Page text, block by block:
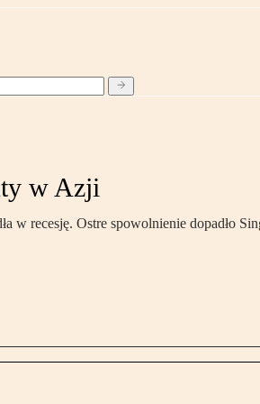
w Azji
w recesję. Ostre spowolnienie dopadło